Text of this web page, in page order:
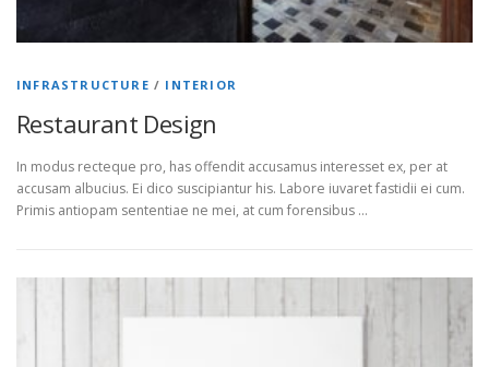
INFRASTRUCTURE / INTERIOR
Restaurant Design
In modus recteque pro, has offendit accusamus interesset ex, per at
accusam albucius. Ei dico suscipiantur his. Labore iuvaret fastidii ei cum.
Primis antiopam sententiae ne mei, at cum forensibus …